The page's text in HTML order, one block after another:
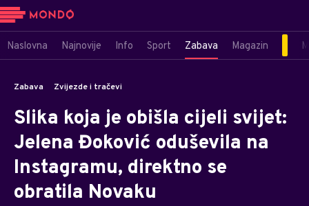
Naslovna Najnovije Info Sport Zabava Magazin
Zabava Zvijezde i tračevi
Slika koja je obišla cijeli svijet:
Jelena Đoković oduševila na
Instagramu, direktno se
obratila Novaku